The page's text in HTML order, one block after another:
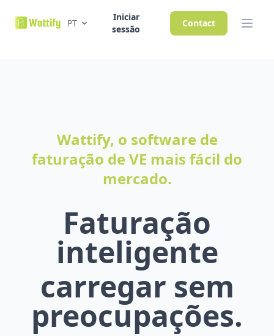
PT
Iniciar
sessão
Contact
Wattify, o software de
faturação de VE mais fácil do
mercado.
Faturação
inteligente
carregar sem
preocupações.